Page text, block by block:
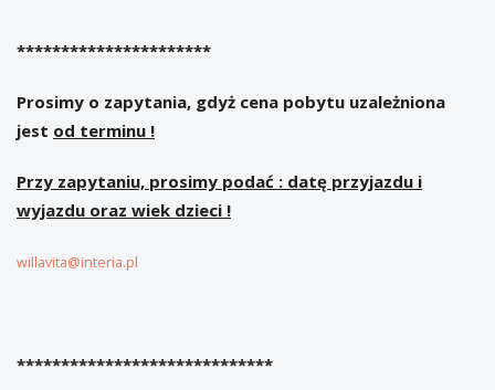
**********************
Prosimy o zapytania, gdyż cena pobytu uzależniona
jest od terminu !
Przy zapytaniu, prosimy podać : datę przyjazdu i
wyjazdu oraz wiek dzieci !
willavita@interia.pl
*****************************